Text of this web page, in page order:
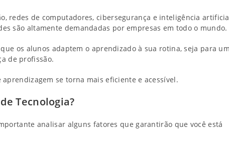
redes de computadores, cibersegurança e inteligência
são altamente demandadas por empresas em todo o mundo.
os alunos adaptem o aprendizado à sua rotina, seja para um
de profissão.
se torna mais eficiente e acessível.
Tecnologia?
analisar alguns fatores que garantirão que você está